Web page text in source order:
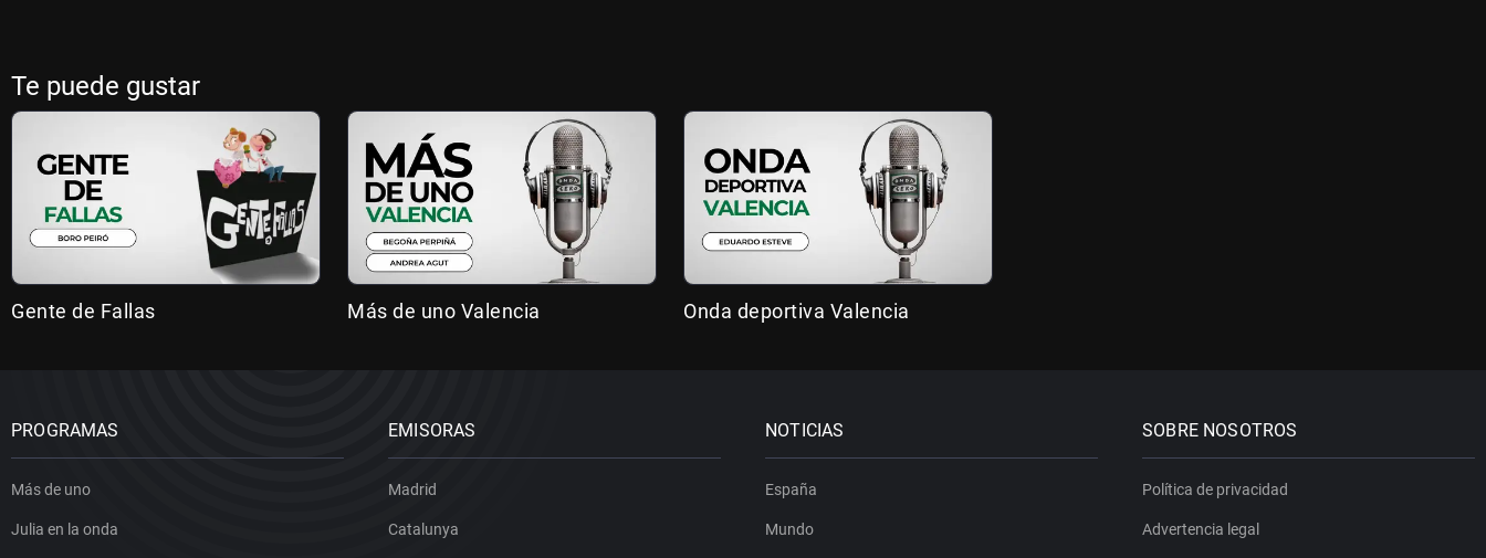
Te puede gustar
Gente de Fallas Más de uno Valencia Onda deportiva Valencia
PROGRAMAS
Más de uno
Julia en la onda
EMISORAS
Madrid
Catalunya
NOTICIAS
España
Mundo
SOBRE NOSOTROS
Política de privacidad
Advertencia legal